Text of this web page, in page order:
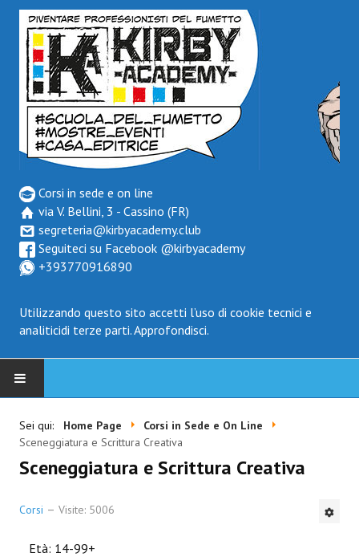
Corsi in sede e on line
via V. Bellini, 3 - Cassino (FR)
segreteria@kirbyacademy.club
Seguiteci su Facebook @kirbyacademy
+393770916890
Utilizzando questo sito accetti l’uso di cookie tecnici e
analiticidi terze parti.Approfondisci.
HOME
SCUOLA
Sei qui: Home Page
Corsi in Sede e On Line
Sceneggiatura e Scrittura Creativa
Sceneggiatura e Scrittura Creativa
Corsi Visite: 5006
Età: 14-99+